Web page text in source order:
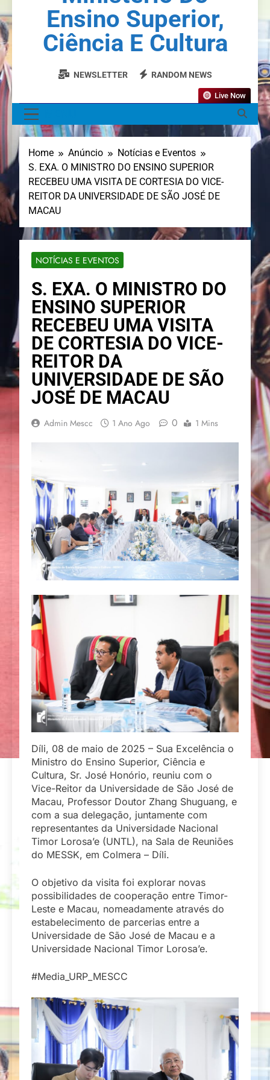
Ensino Superior,
Ciência E Cultura
NEWSLETTER RANDOM NEWS
Live Now
Home Anúncio
Notícias e Eventos
S. EXA. O MINISTRO DO ENSINO SUPERIOR
RECEBEU UMA VISITA DE CORTESIA DO VICE-
REITOR DA UNIVERSIDADE DE SÃO JOSÉ DE
MACAU
NOTÍCIAS E EVENTOS
S. EXA. O MINISTRO DO
ENSINO SUPERIOR
RECEBEU UMA VISITA
DE CORTESIA DO VICE-
REITOR DA
UNIVERSIDADE DE SÃO
JOSÉ DE MACAU
Admin Mescc 1 Ano Ago 0 1 Mins
Díli, 08 de maio de 2025 – Sua Excelência o
Ministro do Ensino Superior, Ciência e
Cultura, Sr. José Honório, reuniu com o
Vice-Reitor da Universidade de São José de
Macau, Professor Doutor Zhang Shuguang, e
com a sua delegação, juntamente com
representantes da Universidade Nacional
Timor Lorosa’e (UNTL), na Sala de Reuniões
do MESSK, em Colmera – Díli.
O objetivo da visita foi explorar novas
possibilidades de cooperação entre Timor-
Leste e Macau, nomeadamente através do
estabelecimento de parcerias entre a
Universidade de São José de Macau e a
Universidade Nacional Timor Lorosa’e.
#Media_URP_MESCC